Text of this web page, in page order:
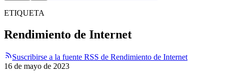
ETIQUETA
Rendimiento de Internet
Suscribirse a la fuente RSS de Rendimiento de Internet
16 de mayo de 2023